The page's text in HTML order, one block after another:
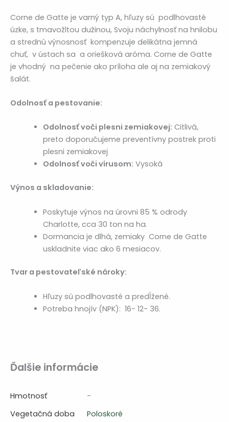
Corne de Gatte je varný typ A, hľuzy sú podlhovasté
úzke, s tmavožltou dužinou, Svoju náchylnosť na hnilobu
a strednú výnosnosť kompenzuje delikátna jemná
chuť, v ústach sa a oriešková aróma. Corne de Gatte
je vhodný na pečenie ako príloha ale aj na zemiakový
šalát.
Odolnosť a pestovanie:
Odolnosť voči plesni zemiakovej: Citlivá,
preto doporučujeme preventívny postrek proti
plesni zemiakovej
Odolnosť voči vírusom: Vysoká
Výnos a skladovanie:
Poskytuje výnos na úrovni 85 % odrody
Charlotte, cca 30 ton na ha.
Dormancia je dlhá, zemiaky Corne de Gatte
uskladnite viac ako 6 mesiacov.
Tvar a pestovateľské nároky:
Hľuzy sú podlhovasté a predĺžené.
Potreba hnojív (NPK): 16- 12- 36.
Ďalšie informácie
Hmotnosť
-
Vegetačná doba
Poloskoré